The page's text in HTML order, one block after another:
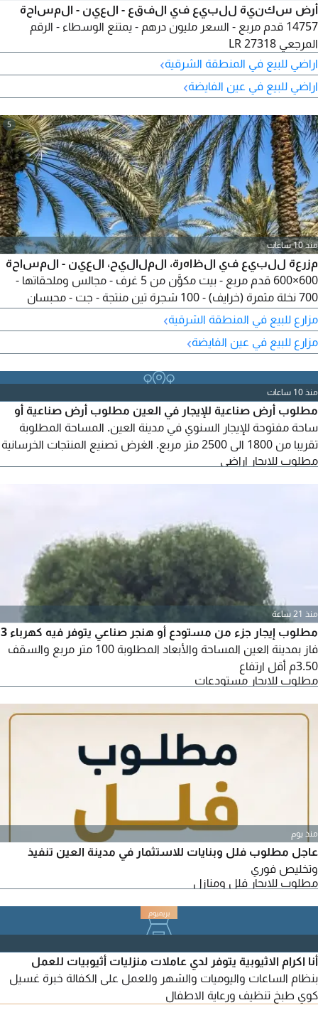
أرض سكنية للبيع في الفقع - العين - المساحة
14757 قدم مربع - السعر مليون درهم - يمتنع الوسطاء - الرقم
المرجعي LR 27318
اراضي للبيع في المنطقة الشرقية›
اراضي للبيع في عين الفايضة›
5
منذ 10 ساعات
مزرعة للبيع في الظاهرة، الملاليح، العين - المساحة
600×600 قدم مربع - بيت مكوَّن من 5 غرف - مجالس وملحقاتها -
700 نخلة مثمرة (خرايف) - 100 شجرة تين منتجة - جت - محبسان
للمياه - مياه عذبة بدون تحلية - بسعر 1,500,000 درهم - يمتنع
الوسطاء - الرقم المرجعي FM 27605
مزارع للبيع في المنطقة الشرقية›
مزارع للبيع في عين الفايضة›
منذ 10 ساعات
مطلوب أرض صناعية للإيجار في العين مطلوب أرض صناعية أو
ساحة مفتوحة للإيجار السنوي في مدينة العين. المساحة المطلوبة
تقريبا من 1800 الى 2500 متر مربع. الغرض تصنيع المنتجات الخرسانية
مسبقة الصب. المتطلبات موافقة رسمية لمزاولة النشاط الصناعي
مطلوب للايجار اراضي
منذ 21 ساعة
مطلوب إيجار جزء من مستودع أو هنجر صناعي يتوفر فيه كهرباء 3
فاز بمدينة العين المساحة والأبعاد المطلوبة 100 متر مربع والسقف
3.50م أقل ارتفاع
مطلوب للايجار مستودعات
منذ يوم
عاجل مطلوب فلل وبنايات للاستثمار في مدينة العين تنفيذ
وتخليص فوري
مطلوب للايجار فلل ومنازل
أنا اكرام الاثيوبية يتوفر لدي عاملات منزليات أثيوبيات للعمل
بنظام الساعات واليوميات والشهر وللعمل على الكفالة خبرة غسيل
كوي طبخ تنظيف ورعاية الاطفال